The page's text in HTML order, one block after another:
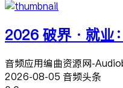
2026 破界·就业
音频应用编曲资源网-
2026-08-05 音频头条